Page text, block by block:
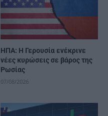
ΗΠΑ: Η Γερουσία ενέκρινε
νέες κυρώσεις σε βάρος της
Ρωσίας
07/08/2026